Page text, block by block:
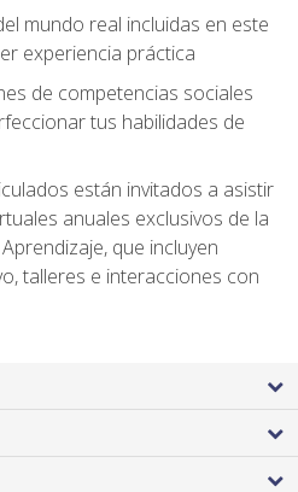
mundo real incluidas en este
experiencia práctica
de competencias sociales
tus habilidades de
están invitados a asistir
anuales exclusivos de la
que incluyen
talleres e interacciones con